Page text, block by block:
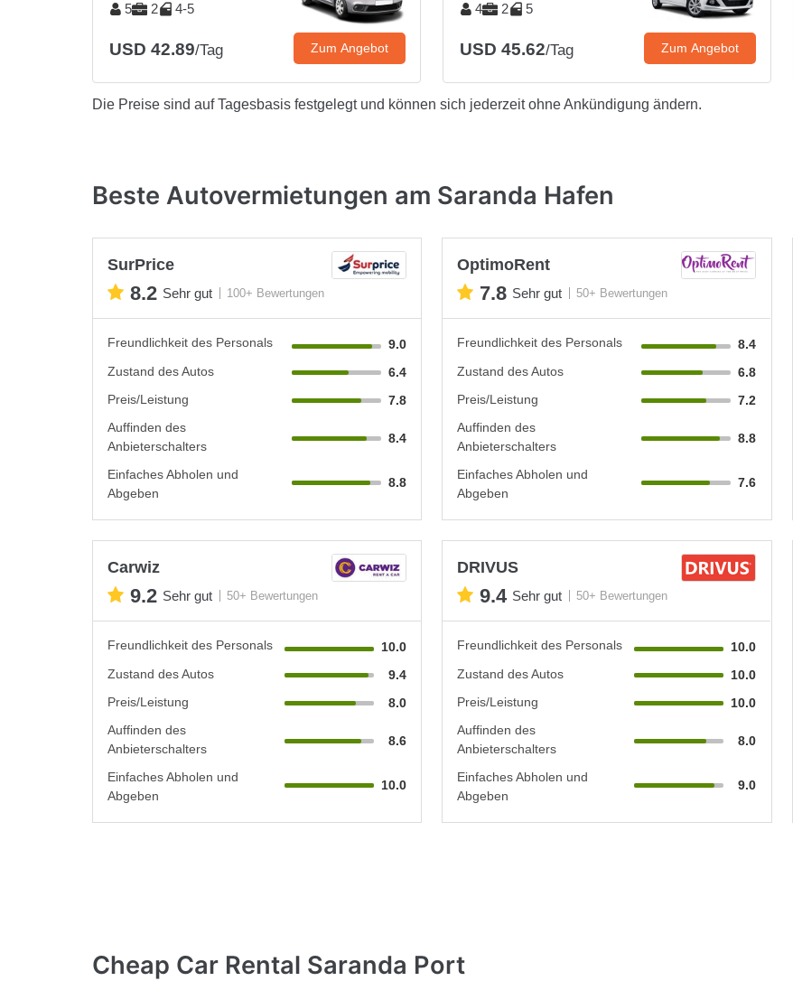
5 2 4-5
USD 42.89/Tag Zum Angebot
4 2 5
USD 45.62/Tag Zum Angebot
Die Preise sind auf Tagesbasis festgelegt und können sich jederzeit ohne Ankündigung ändern.
Beste Autovermietungen am Saranda Hafen
SurPrice
8.2 Sehr gut 100+ Bewertungen
Freundlichkeit des Personals
9.0
Zustand des Autos
6.4
Preis/Leistung
7.8
Auffinden des
Anbieterschalters
8.4
Einfaches Abholen und
Abgeben
8.8
OptimoRent
7.8 Sehr gut 50+ Bewertungen
Freundlichkeit des Personals
8.4
Zustand des Autos
6.8
Preis/Leistung
7.2
Auffinden des
Anbieterschalters
8.8
Einfaches Abholen und
Abgeben
7.6
Carwiz
9.2 Sehr gut 50+ Bewertungen
Freundlichkeit des Personals
10.0
Zustand des Autos
9.4
Preis/Leistung
8.0
Auffinden des
Anbieterschalters
8.6
Einfaches Abholen und
Abgeben
10.0
DRIVUS
9.4 Sehr gut 50+ Bewertungen
Freundlichkeit des Personals
10.0
Zustand des Autos
10.0
Preis/Leistung
10.0
Auffinden des
Anbieterschalters
8.0
Einfaches Abholen und
Abgeben
9.0
Cheap Car Rental Saranda Port